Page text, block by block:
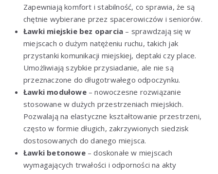
Zapewniają komfort i stabilność, co sprawia, że są
chętnie wybierane przez spacerowiczów i seniorów.
Ławki miejskie bez oparcia – sprawdzają się w
miejscach o dużym natężeniu ruchu, takich jak
przystanki komunikacji miejskiej, deptaki czy place.
Umożliwiają szybkie przysiadanie, ale nie są
przeznaczone do długotrwałego odpoczynku.
Ławki modułowe– nowoczesne rozwiązanie
stosowane w dużych przestrzeniach miejskich.
Pozwalają na elastyczne kształtowanie przestrzeni,
często w formie długich, zakrzywionych siedzisk
dostosowanych do danego miejsca.
Ławki betonowe– doskonałe w miejscach
wymagających trwałości i odporności na akty